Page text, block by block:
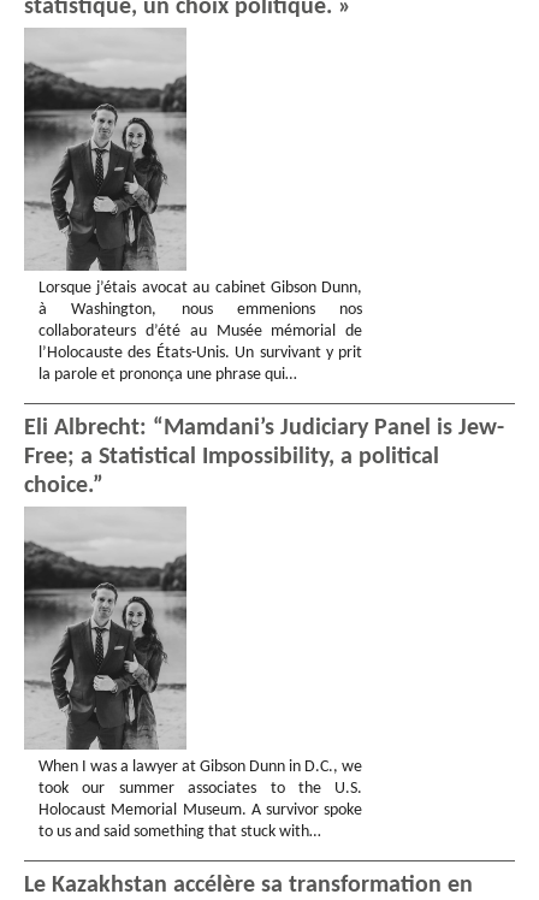
statistique, un choix politique. »
Lorsque j’étais avocat au cabinet Gibson Dunn,
à Washington, nous emmenions nos
collaborateurs d’été au Musée mémorial de
l’Holocauste des États-Unis. Un survivant y prit
la parole et prononça une phrase qui…
Eli Albrecht: “Mamdani’s Judiciary Panel is Jew-
Free; a Statistical Impossibility, a political
choice.”
When I was a lawyer at Gibson Dunn in D.C., we
took our summer associates to the U.S.
Holocaust Memorial Museum. A survivor spoke
to us and said something that stuck with…
Le Kazakhstan accélère sa transformation en